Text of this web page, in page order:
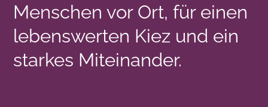
Menschen vor Ort, für einen
lebenswerten Kiez und ein
starkes Miteinander.